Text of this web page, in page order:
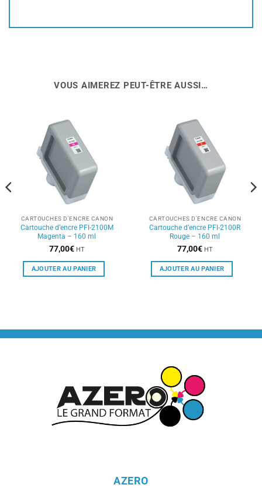
VOUS AIMEREZ PEUT-ÊTRE AUSSI…
CARTOUCHES D'ENCRE CANON
Cartouche d’encre PFI-2100M
Magenta – 160 ml
77,00€ HT
AJOUTER AU PANIER
CARTOUCHES D'ENCRE CANON
Cartouche d’encre PFI-2100R
Rouge – 160 ml
77,00€ HT
AJOUTER AU PANIER
AZERO